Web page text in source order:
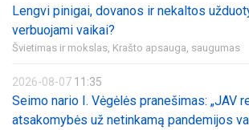
Lengvi pinigai, dovanos ir nekaltos
verbuojami vaikai?
Švietimas ir mokslas, Krašto apsauga, saugumas
2026-08-07 11:35
Seimo nario I. Vėgėlės pranešimas: „JAV
atsakomybės už netinkamą pandemijos